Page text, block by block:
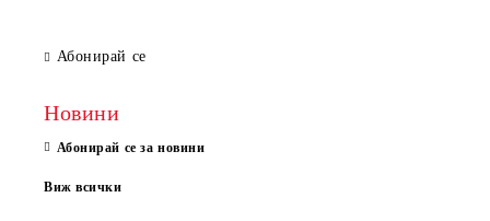
Абонирай се
Новини
Абонирай се за новини
Виж всички